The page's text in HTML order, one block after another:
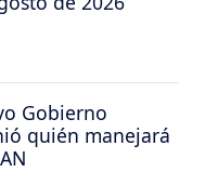
Gobierno
quién manejará